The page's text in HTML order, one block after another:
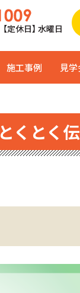
定休日】 水曜日
施工事例 見
くとく